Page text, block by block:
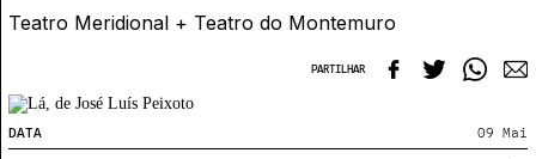
Espetáculos
Por Localidade
Crítica
Cursos Curtos
Recursos
Teatro Meridional + Teatro do Montemuro
PARTILHAR
DATA 09 Mai